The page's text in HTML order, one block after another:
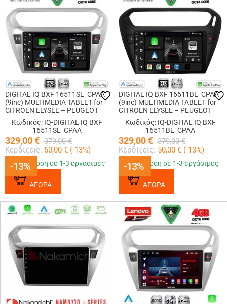
-13%
DIGITAL IQ BXF 16511SL_CPAA
(9inc) MULTIMEDIA TABLET for
CITROEN ELYSEE – PEUGEOT
301 mod. 2013-2026 (SILVER)
Κωδικός: IQ-DIGITAL IQ BXF
16511SL_CPAA
329,00€ 379,00 €
Κερδίζεις: 50,00 € (-13%)
-13%
Παράδοση σε 1-3 εργάσιμες
ΑΓΟΡΑ
-13%
DIGITAL IQ BXF 16511BL_CPAA
(9inc) MULTIMEDIA TABLET for
CITROEN ELYSEE – PEUGEOT
301 mod. 2013-2026 (BLACK)
Κωδικός: IQ-DIGITAL IQ BXF
16511BL_CPAA
329,00€ 379,00 €
Κερδίζεις: 50,00 € (-13%)
-13%
Παράδοση σε 1-3 εργάσιμες
ΑΓΟΡΑ